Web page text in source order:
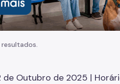
resultados.
Outubro de 2025 |